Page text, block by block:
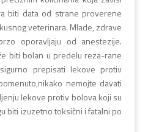
biti data od strane proverene
veterinara. Mlade, zdrave
oporavljaju od anestezije.
biti bolan u predelu reza-rane
prepisati lekove protiv
nemojte davati
lekove protiv bolova koji su
biti izuzetno toksični i fatalni po